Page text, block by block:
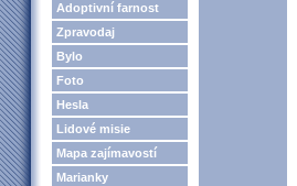
Adoptivní farnost
Zpravodaj
Bylo
Foto
Hesla
Lidové misie
Mapa zajímavostí
Marianky